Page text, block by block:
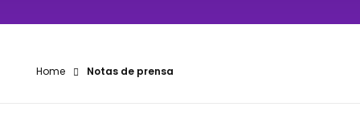
Home Notas de prensa